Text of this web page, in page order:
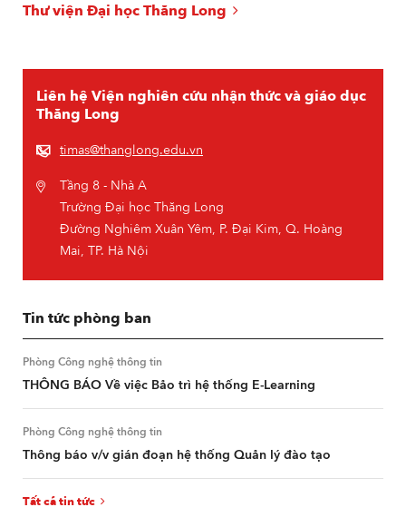
Thư viện Đại học Thăng Long
Liên hệ Viện nghiên cứu nhận thức và giáo dục
Thăng Long
timas@thanglong.edu.vn
Tầng 8 - Nhà A
Trường Đại học Thăng Long
Đường Nghiêm Xuân Yêm, P. Đại Kim, Q. Hoàng
Mai, TP. Hà Nội
Tin tức phòng ban
Phòng Công nghệ thông tin
THÔNG BÁO Về việc Bảo trì hệ thống E-Learning
Phòng Công nghệ thông tin
Thông báo v/v gián đoạn hệ thống Quản lý đào tạo
Tất cả tin tức